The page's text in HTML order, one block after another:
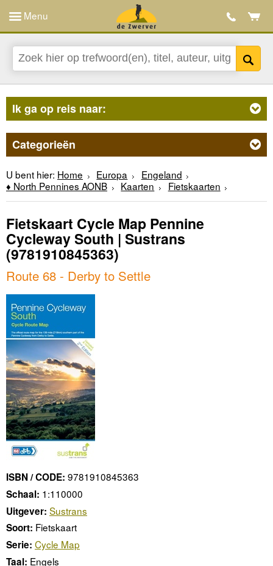
Menu
Ik ga op reis naar:
Categorieën
U bent hier: Home Europa
Engeland
♦ North Pennines AONB
Kaarten Fietskaarten
Fietskaart Cycle Map Pennine
Cycleway South | Sustrans
(9781910845363)
Route 68 - Derby to Settle
ISBN / CODE: 9781910845363
Schaal: 1:110000
Uitgever: Sustrans
Soort: Fietskaart
Serie: Cycle Map
Taal: Engels